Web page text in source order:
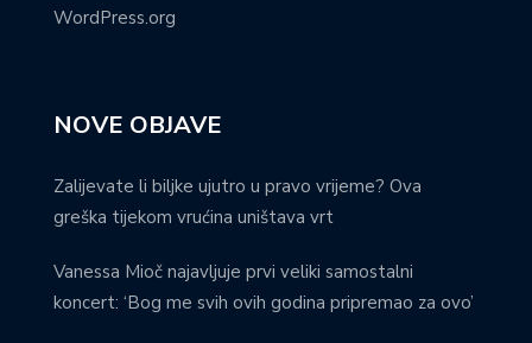
WordPress.org
NOVE OBJAVE
Zalijevate li biljke ujutro u pravo vrijeme? Ova
greška tijekom vrućina uništava vrt
Vanessa Mioč najavljuje prvi veliki samostalni
koncert: ‘Bog me svih ovih godina pripremao za ovo’